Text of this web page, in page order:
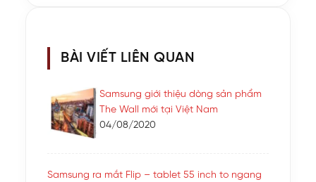
BÀI VIẾT LIÊN QUAN
Samsung giới thiệu dòng sản phẩm
The Wall mới tại Việt Nam
04/08/2020
Samsung ra mắt Flip – tablet 55 inch to ngang